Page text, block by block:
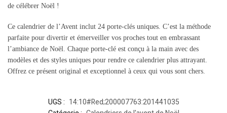
de célébrer Noël !
Ce calendrier de l’Avent inclut 24 porte-clés uniques. C’est la méthode
parfaite pour divertir et émerveiller vos proches tout en embrassant
l’ambiance de Noël. Chaque porte-clé est conçu à la main avec des
modèles et des styles uniques pour rendre ce calendrier plus attrayant.
Offrez ce présent original et exceptionnel à ceux qui vous sont chers.
UGS : 14:10#Red;200007763:201441035